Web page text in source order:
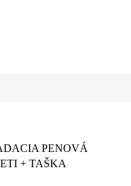
PENOVÁ
+ TAŠKA